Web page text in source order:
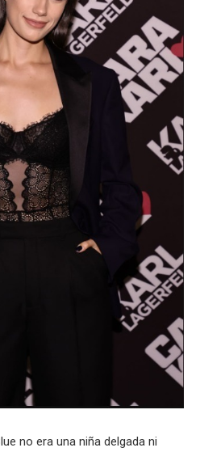
no era una niña delgada ni